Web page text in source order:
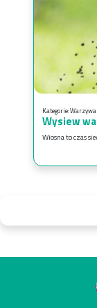
Kategorie:
Wysiew
Wiosna to czas